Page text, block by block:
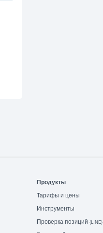
Продукты
Тарифы и цены
Инструменты
Проверка позиций (LINE)